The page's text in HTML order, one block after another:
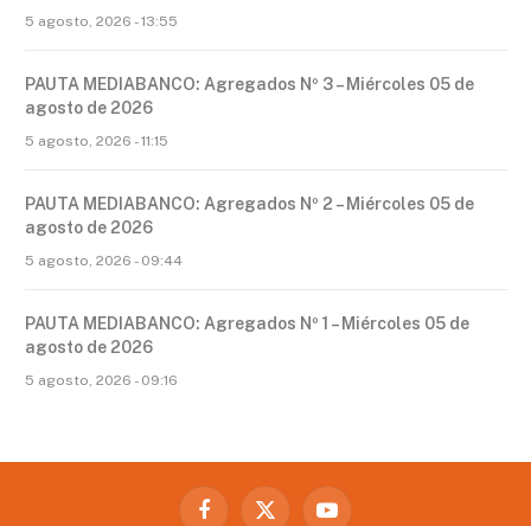
5 agosto, 2026 - 13:55
PAUTA MEDIABANCO: Agregados Nº 3 – Miércoles 05 de
agosto de 2026
5 agosto, 2026 - 11:15
PAUTA MEDIABANCO: Agregados Nº 2 – Miércoles 05 de
agosto de 2026
5 agosto, 2026 - 09:44
PAUTA MEDIABANCO: Agregados Nº 1 – Miércoles 05 de
agosto de 2026
5 agosto, 2026 - 09:16
Facebook
X YouTube